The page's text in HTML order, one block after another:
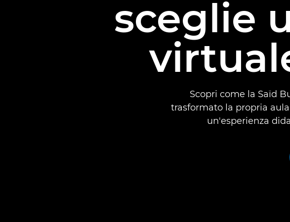
sceglie
Scopri come la Saïd
trasformato la propria
un'esperienza